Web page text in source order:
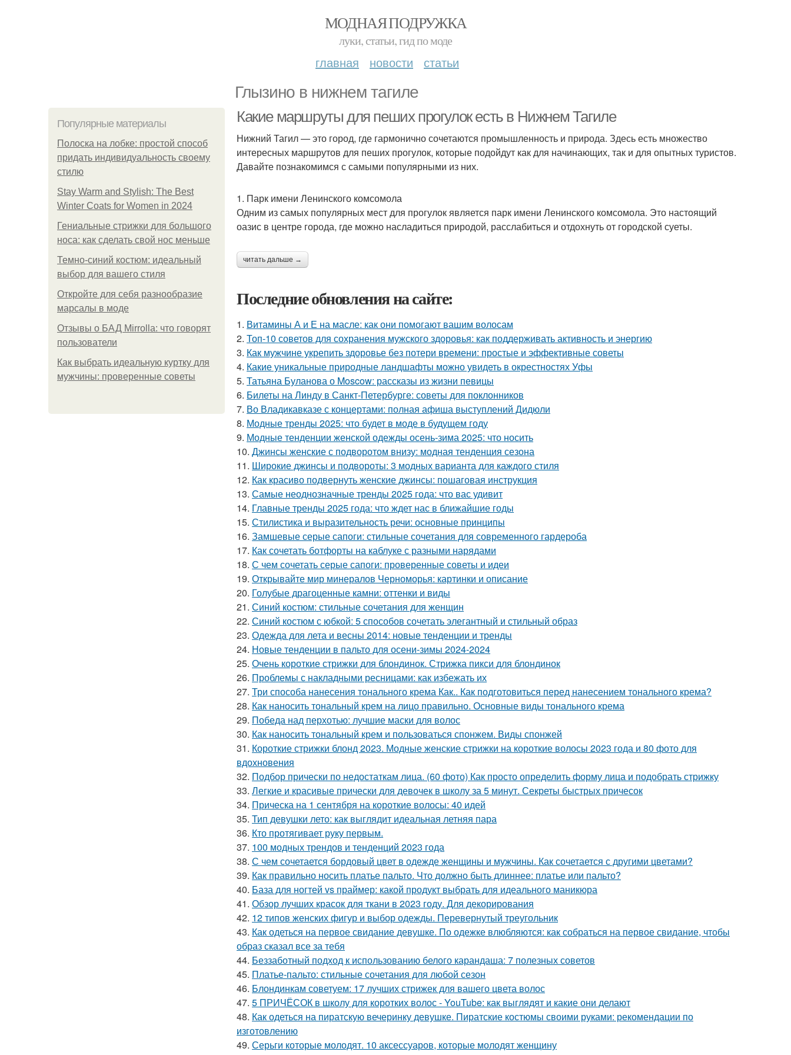
МОДНАЯ ПОДРУЖКА
луки, статьи, гид по моде
главная новости статьи
Глызино в нижнем тагиле
Популярные материалы
Полоска на лобке: простой способ
придать индивидуальность своему
стилю
Stay Warm and Stylish: The Best
Winter Coats for Women in 2024
Гениальные стрижки для большого
носа: как сделать свой нос меньше
Темно-синий костюм: идеальный
выбор для вашего стиля
Откройте для себя разнообразие
марсалы в моде
Отзывы о БАД Mirrolla: что говорят
пользователи
Как выбрать идеальную куртку для
мужчины: проверенные советы
Какие маршруты для пеших прогулок есть в Нижнем Тагиле
Нижний Тагил — это город, где гармонично сочетаются промышленность и природа. Здесь есть множество
интересных маршрутов для пеших прогулок, которые подойдут как для начинающих, так и для опытных туристов.
Давайте познакомимся с самыми популярными из них.
1. Парк имени Ленинского комсомола
Одним из самых популярных мест для прогулок является парк имени Ленинского комсомола. Это настоящий
оазис в центре города, где можно насладиться природой, расслабиться и отдохнуть от городской суеты.
читать дальше →
Последние обновления на сайте:
1. Витамины А и Е на масле: как они помогают вашим волосам
2. Топ-10 советов для сохранения мужского здоровья: как поддерживать активность и энергию
3. Как мужчине укрепить здоровье без потери времени: простые и эффективные советы
4. Какие уникальные природные ландшафты можно увидеть в окрестностях Уфы
5. Татьяна Буланова о Moscow: рассказы из жизни певицы
6. Билеты на Линду в Санкт-Петербурге: советы для поклонников
7. Во Владикавказе с концертами: полная афиша выступлений Дидюли
8. Модные тренды 2025: что будет в моде в будущем году
9. Модные тенденции женской одежды осень-зима 2025: что носить
10. Джинсы женские с подворотом внизу: модная тенденция сезона
11. Широкие джинсы и подвороты: 3 модных варианта для каждого стиля
12. Как красиво подвернуть женские джинсы: пошаговая инструкция
13. Самые неоднозначные тренды 2025 года: что вас удивит
14. Главные тренды 2025 года: что ждет нас в ближайшие годы
15. Стилистика и выразительность речи: основные принципы
16. Замшевые серые сапоги: стильные сочетания для современного гардероба
17. Как сочетать ботфорты на каблуке с разными нарядами
18. С чем сочетать серые сапоги: проверенные советы и идеи
19. Открывайте мир минералов Черноморья: картинки и описание
20. Голубые драгоценные камни: оттенки и виды
21. Синий костюм: стильные сочетания для женщин
22. Синий костюм с юбкой: 5 способов сочетать элегантный и стильный образ
23. Одежда для лета и весны 2014: новые тенденции и тренды
24. Новые тенденции в пальто для осени-зимы 2024-2024
25. Очень короткие стрижки для блондинок. Стрижка пикси для блондинок
26. Проблемы с накладными ресницами: как избежать их
27. Три способа нанесения тонального крема Как.. Как подготовиться перед нанесением тонального крема?
28. Как наносить тональный крем на лицо правильно. Основные виды тонального крема
29. Победа над перхотью: лучшие маски для волос
30. Как наносить тональный крем и пользоваться спонжем. Виды спонжей
31. Короткие стрижки блонд 2023. Модные женские стрижки на короткие волосы 2023 года и 80 фото для
вдохновения
32. Подбор прически по недостаткам лица. (60 фото) Как просто определить форму лица и подобрать стрижку
33. Легкие и красивые прически для девочек в школу за 5 минут. Секреты быстрых причесок
34. Прическа на 1 сентября на короткие волосы: 40 идей
35. Тип девушки лето: как выглядит идеальная летняя пара
36. Кто протягивает руку первым.
37. 100 модных трендов и тенденций 2023 года
38. С чем сочетается бордовый цвет в одежде женщины и мужчины. Как сочетается с другими цветами?
39. Как правильно носить платье пальто. Что должно быть длиннее: платье или пальто?
40. База для ногтей vs праймер: какой продукт выбрать для идеального маникюра
41. Обзор лучших красок для ткани в 2023 году. Для декорирования
42. 12 типов женских фигур и выбор одежды. Перевернутый треугольник
43. Как одеться на первое свидание девушке. По одежке влюбляются: как собраться на первое свидание, чтобы
образ сказал все за тебя
44. Беззаботный подход к использованию белого карандаша: 7 полезных советов
45. Платье-пальто: стильные сочетания для любой сезон
46. Блондинкам советуем: 17 лучших стрижек для вашего цвета волос
47. 5 ПРИЧЁСОК в школу для коротких волос ‍- YouTube: как выглядят и какие они делают
48. Как одеться на пиратскую вечеринку девушке. Пиратские костюмы своими руками: рекомендации по
изготовлению
49. Серьги которые молодят. 10 аксессуаров, которые молодят женщину